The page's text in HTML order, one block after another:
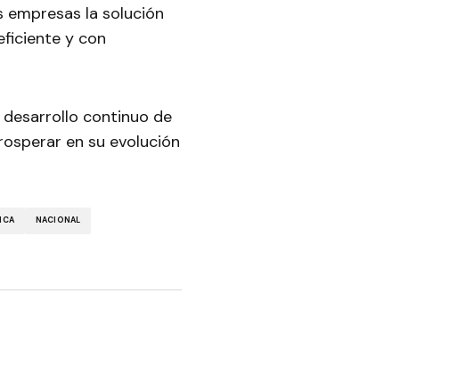
empresas la solución
y con
desarrollo continuo de
en su evolución
NACIONAL